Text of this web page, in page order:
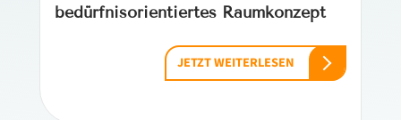
bedürfnisorientiertes Raumkonzept
JETZT WEITERLESEN